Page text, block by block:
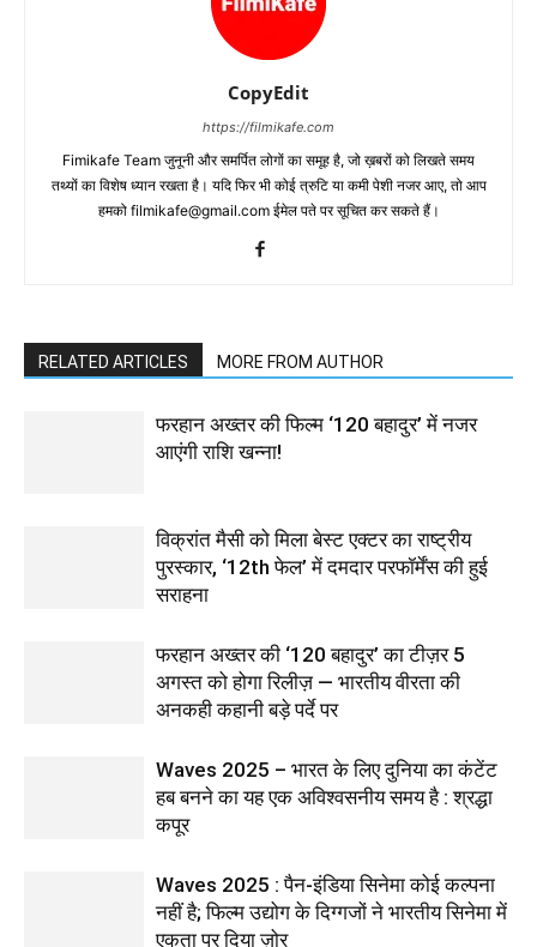
CopyEdit
https://filmikafe.com
Fimikafe Team जुनूनी और समर्पित लोगों का समूह है, जो ख़बरों को लिखते समय
तथ्‍यों का विशेष ध्‍यान रखता है। यदि फिर भी कोई त्रुटि या कमी पेशी नजर आए, तो आप
हमको filmikafe@gmail.com ईमेल पते पर सूचित कर सकते हैं।
RELATED ARTICLES MORE FROM AUTHOR
फरहान अख्तर की फिल्म ‘120 बहादुर’ में नजर
आएंगी राशि खन्ना!
विक्रांत मैसी को मिला बेस्ट एक्टर का राष्ट्रीय
पुरस्कार, ‘12th फेल’ में दमदार परफॉर्मेंस की हुई
सराहना
फरहान अख्तर की ‘120 बहादुर’ का टीज़र 5
अगस्त को होगा रिलीज़ — भारतीय वीरता की
अनकही कहानी बड़े पर्दे पर
Waves 2025 – भारत के लिए दुनिया का कंटेंट
हब बनने का यह एक अविश्वसनीय समय है : श्रद्धा
कपूर
Waves 2025 : पैन-इंडिया सिनेमा कोई कल्पना
नहीं है; फिल्म उद्योग के दिग्गजों ने भारतीय सिनेमा में
एकता पर दिया ज़ोर